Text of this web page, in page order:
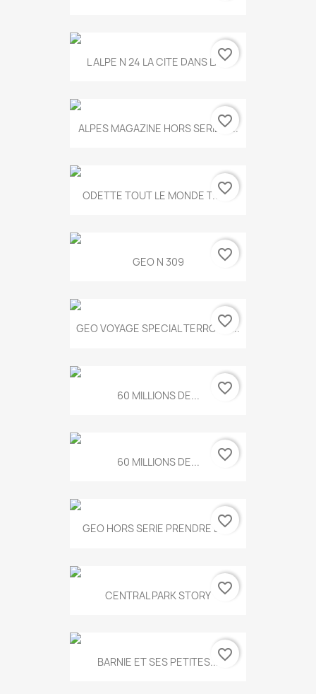
L ALPE N 24 LA CITE DANS LA...
favorite_border
ALPES MAGAZINE HORS SERIE N...
favorite_border
ODETTE TOUT LE MONDE T.546
favorite_border
GEO N 309 favorite_border
GEO VOYAGE SPECIAL TERROIRS...
favorite_border
60 MILLIONS DE... favorite_border
60 MILLIONS DE... favorite_border
GEO HORS SERIE PRENDRE LE...
favorite_border
CENTRAL PARK STORY favorite_border
BARNIE ET SES PETITES...favorite_border